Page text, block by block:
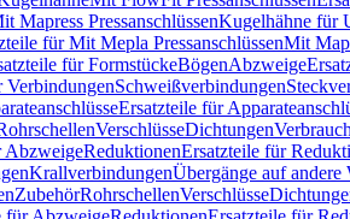
Mapress PressanschlüssenKugelhähne für
für Mit Mepla PressanschlüssenMit
für FormstückeBögenAbzweige
VerbindungenSchweißverbindungen
Ersatzteile für
VerschlüsseDichtungen
AbzweigeReduktionenErsatzteile für
KrallverbindungenÜbergänge auf andere
ZubehörRohrschellenVerschlüsse